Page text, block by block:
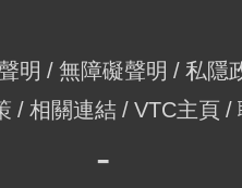
明 無障礙聲明
私隱
相關連結 VTC主頁